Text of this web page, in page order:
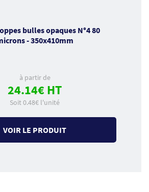
bulles opaques N°4 80
- 350x410mm
à partir de
24.14€ HT
Soit 0.48€ l'unité
VOIR LE PRODUIT